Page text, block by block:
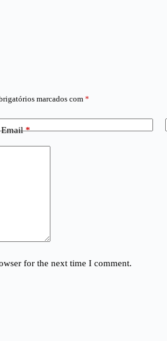
marcados com *
Email*
for the next time I comment.